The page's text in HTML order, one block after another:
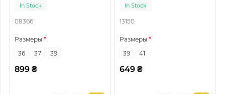
In Stock
08366
Размеры
36
37 39
899 ₴
In Stock
13150
Размеры
39
41
649 ₴